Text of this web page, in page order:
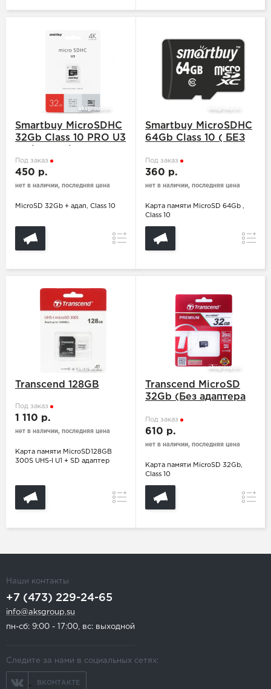
Smartbuy MicroSDHC
32Gb Class 10 PRO U3
SD)
Под заказ
450 р.
нет в наличии, последняя цена
MicroSD 32Gb + адап, Class 10
Сравнение
Smartbuy MicroSDHC
64Gb Class 10 ( БЕЗ
Под заказ
360 р.
нет в наличии, последняя цена
Карта памяти MicroSD 64Gb ,
Class 10
Transcend 128GB
Под заказ
1 110 р.
нет в наличии, последняя цена
Карта памяти MicroSD128GB
300S UHS-I U1 + SD адаптер
Сравнение
Transcend MicroSD
32Gb (Без адаптера
Под заказ
610 р.
нет в наличии, последняя цена
Карта памяти MicroSD 32Gb,
Class 10
Наши контакты
+7 (473) 229-24-65
info@aksgroup.su
пн-сб: 9:00 - 17:00, вс: выходной
Следите за нами в социальных сетях:
ВКОНТАКТЕ